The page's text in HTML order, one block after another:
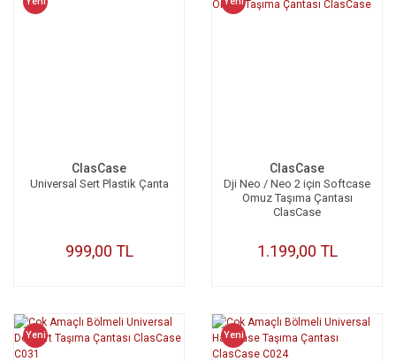
ClasCase
Universal Sert Plastik Çanta
999,00 TL
ClasCase
Dji Neo / Neo 2 için Softcase
Omuz Taşıma Çantası
ClasCase
1.199,00 TL
Yeni Yeni